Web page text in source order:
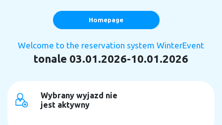
Homepage
Welcome to the reservation system WinterEvent
tonale 03.01.2026-10.01.2026
Wybrany wyjazd nie
jest aktywny